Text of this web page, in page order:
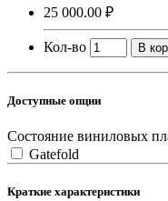
25 000.00 ₽
Кол-во В
Доступные опции
Состояние виниловых
Gatefold
Краткие характеристики